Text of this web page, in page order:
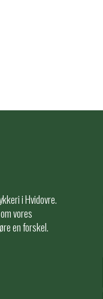
i Hvidovre.
vores
en forskel.